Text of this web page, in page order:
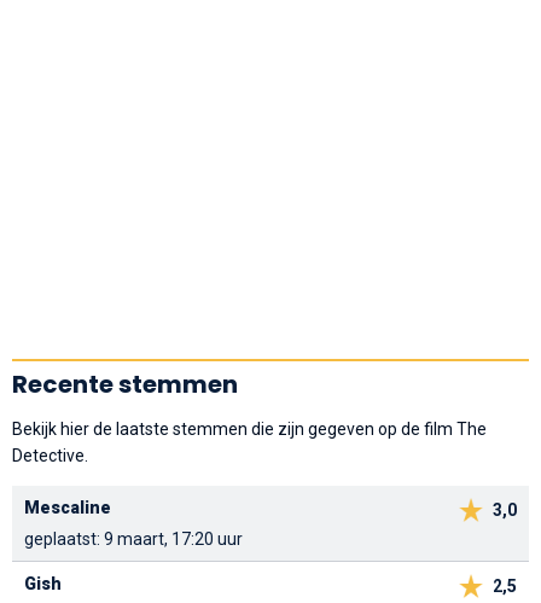
Recente stemmen
Bekijk hier de laatste stemmen die zijn gegeven op de film The
Detective.
3,0
Mescaline
geplaatst: 9 maart, 17:20 uur
2,5
Gish